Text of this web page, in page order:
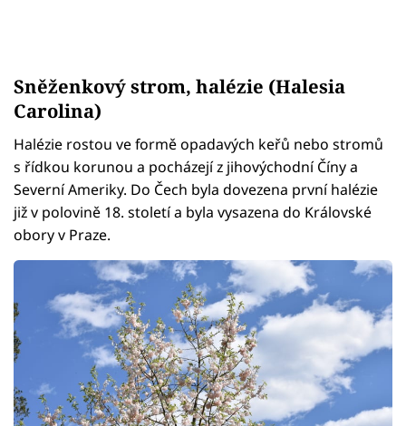
Sněženkový strom, halézie (Halesia
Carolina)
Halézie rostou ve formě opadavých keřů nebo stromů
s řídkou korunou a pocházejí z jihovýchodní Číny a
Severní Ameriky. Do Čech byla dovezena první halézie
již v polovině 18. století a byla vysazena do Královské
obory v Praze.